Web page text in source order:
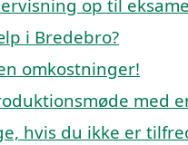
op til
i Bredebro?
omkostninger!
med
hvis du ikke er